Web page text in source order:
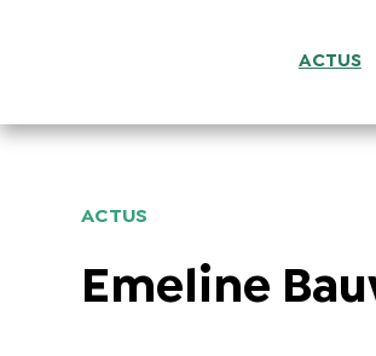
ACTUS
ACTUS
Emeline